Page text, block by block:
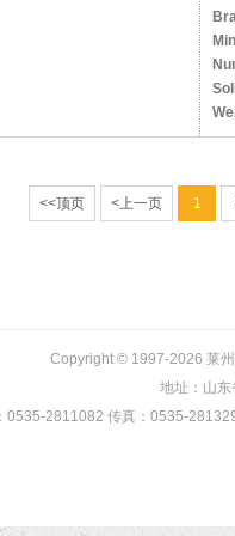
<<顶页 <上一页 1
Copyright © 1997-2026 莱
地址：山
0535-2811082 传真：0535-